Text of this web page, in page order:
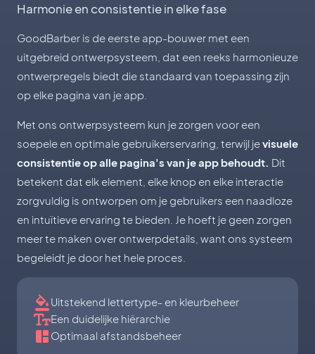
Harmonie en consistentie in elke fase
GoodBarber is de eerste app-bouwer met een
uitgebreid ontwerpsysteem, dat een reeks harmonieuze
ontwerpregels biedt die standaard van toepassing zijn
op elke pagina van je app.
Met ons ontwerpsysteem kun je zorgen voor een
soepele en optimale gebruikerservaring, terwijl jevisuele
consistentie op alle pagina's van je app behoudt. Dit
betekent dat elk element, elke knop en elke interactie
zorgvuldig is ontworpen om je gebruikers een naadloze
en intuïtieve ervaring te bieden. Je hoeft je geen zorgen
meer te maken over ontwerpdetails, want ons systeem
begeleidt je door het hele proces.
Uitstekend lettertype- en kleurbeheer
Een duidelijke hiërarchie
Optimaal afstandsbeheer